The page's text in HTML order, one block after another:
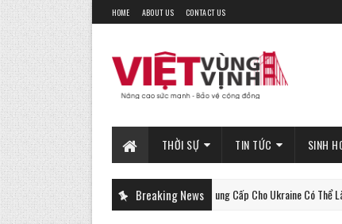
HOME ABOUT US CONTACT US
THỜI SỰ TIN TỨC SINH
Breaking News
PHAN-TICH Xe Tăng Gepard Mà Đức Cung Cấp Cho Ukraine Có Thể Làm Được